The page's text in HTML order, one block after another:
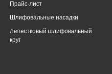
Прайс-лист
Шлифовальные насадки
Лепестковый шлифовальный
круг